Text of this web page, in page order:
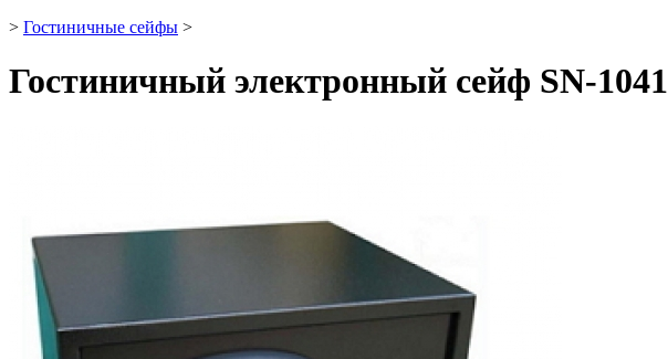
> Гостиничные сейфы >
Гостиничный электронный сейф SN-1041